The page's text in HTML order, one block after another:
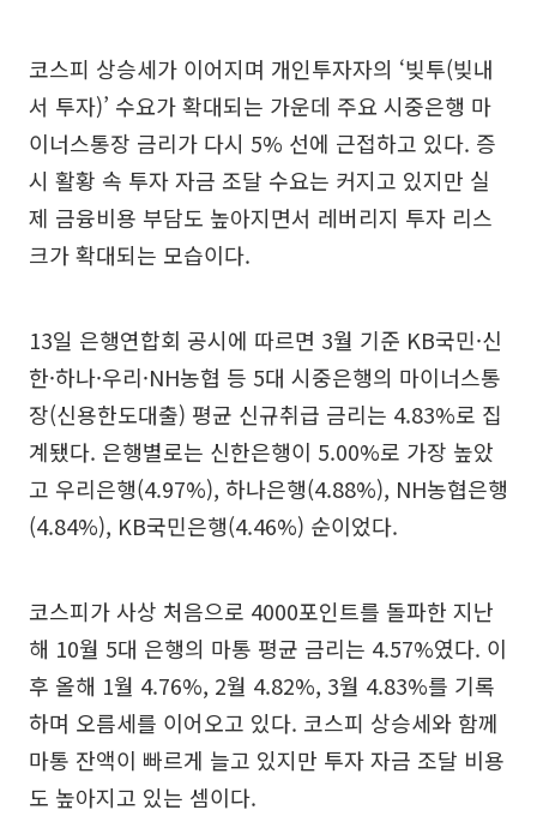
코스피 상승세가 이어지며 개인투자자의 ‘빚투(빚내
서 투자)’ 수요가 확대되는 가운데 주요 시중은행 마
이너스통장 금리가 다시 5% 선에 근접하고 있다. 증
시 활황 속 투자 자금 조달 수요는 커지고 있지만 실
제 금융비용 부담도 높아지면서 레버리지 투자 리스
크가 확대되는 모습이다.
13일 은행연합회 공시에 따르면 3월 기준 KB국민·신
한·하나·우리·NH농협 등 5대 시중은행의 마이너스통
장(신용한도대출) 평균 신규취급 금리는 4.83%로 집
계됐다. 은행별로는 신한은행이 5.00%로 가장 높았
고 우리은행(4.97%), 하나은행(4.88%), NH농협은행
(4.84%), KB국민은행(4.46%) 순이었다.
코스피가 사상 처음으로 4000포인트를 돌파한 지난
해 10월 5대 은행의 마통 평균 금리는 4.57%였다. 이
후 올해 1월 4.76%, 2월 4.82%, 3월 4.83%를 기록
하며 오름세를 이어오고 있다. 코스피 상승세와 함께
마통 잔액이 빠르게 늘고 있지만 투자 자금 조달 비용
도 높아지고 있는 셈이다.